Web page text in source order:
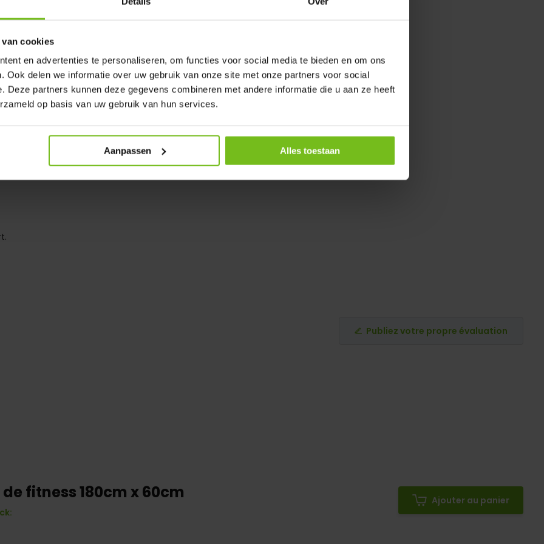
cookies
en advertenties te personaliseren, om functies voor social media te bieden en om ons
Ook delen we informatie over uw gebruik van onze site met onze partners voor social
Deze partners kunnen deze gegevens combineren met andere informatie die u aan ze heeft
op basis van uw gebruik van hun services.
Aanpassen Alles toestaan
muscles profonds et la
aux exercices au poids du
séances plus longues
Publiez votre propre évaluation
fitness 180cm x 60cm Ajouter au panier